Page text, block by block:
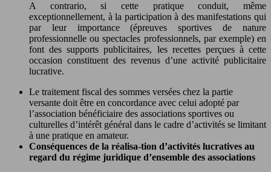
A contrario, si cette pratique conduit, même
exceptionnellement, à la participation à des manifestations qui
par leur importance (épreuves sportives de nature
professionnelle ou spectacles professionnels, par exemple) en
font des supports publicitaires, les recettes perçues à cette
occasion constituent des revenus d’une activité publicitaire
lucrative.
Le traitement fiscal des sommes versées chez la partie
versante doit être en concordance avec celui adopté par
l’association bénéficiaire des associations sportives ou
culturelles d’intérêt général dans le cadre d’activités se limitant
à une pratique en amateur.
Conséquences de la réalisa-tion d’activités lucratives au
regard du régime juridique d’ensemble des associations